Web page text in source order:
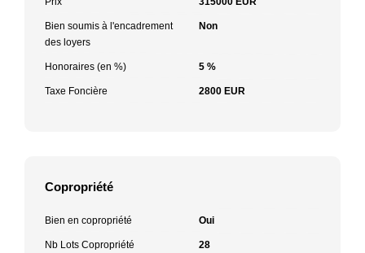
Bien soumis à l'encadrement
des loyers
Non
Honoraires (en %) 5 %
Taxe Foncière 2800 EUR
Copropriété
Bien en copropriété Oui
Nb Lots Copropriété 28